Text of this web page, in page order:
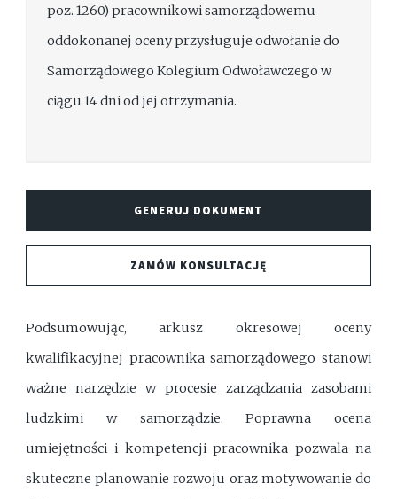
poz. 1260) pracownikowi samorządowemu
oddokonanej oceny przysługuje odwołanie do
Samorządowego Kolegium Odwoławczego w
ciągu 14 dni od jej otrzymania.
GENERUJ DOKUMENT
ZAMÓW KONSULTACJĘ
Podsumowując, arkusz okresowej oceny
kwalifikacyjnej pracownika samorządowego stanowi
ważne narzędzie w procesie zarządzania zasobami
ludzkimi w samorządzie. Poprawna ocena
umiejętności i kompetencji pracownika pozwala na
skuteczne planowanie rozwoju oraz motywowanie do